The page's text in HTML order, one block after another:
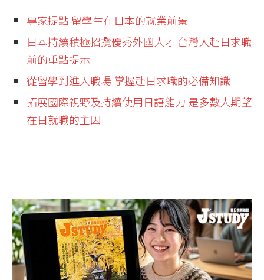
專家提點 留學生在日本的就業前景
日本持續積極招攬優秀外國人才 台灣人赴日求職
前的重點提示
從留學到進入職場 掌握赴日求職的必備知識
拓展國際視野及持續使用日語能力 是多數人期望
在日就職的主因